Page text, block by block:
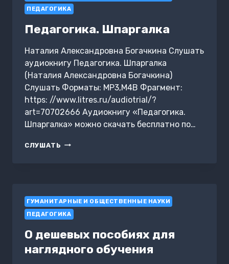
ПЕДАГОГИКА
Педагогика. Шпаргалка
Наталия Александровна Богачкина Слушать
аудиокнигу Педагогика. Шпаргалка
(Наталия Александровна Богачкина)
Слушать Форматы: MP3,M4B Фрагмент:
https: //www.litres.ru/audiotrial/?
art=70702666 Аудиокнигу «Педагогика.
Шпаргалка» можно скачать бесплатно по…
СЛУШАТЬ ПЕДАГОГИКА.
ГУМАНИТАРНЫЕ И ОБЩЕСТВЕННЫЕ НАУКИ
ПЕДАГОГИКА
О дешевых пособиях для
наглядного обучения